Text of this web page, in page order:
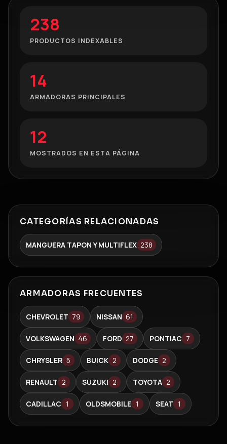
238
PRODUCTOS INDEXABLES
14
ARMADORAS PRINCIPALES
12
MOSTRADOS EN ESTA PÁGINA
CATEGORÍAS RELACIONADAS
MANGUERA TAPON Y MULTIFLEX 238
ARMADORAS FRECUENTES
CHEVROLET 79 NISSAN 61
VOLKSWAGEN 46 FORD 27 PONTIAC 7
CHRYSLER 5 BUICK 2 DODGE 2
RENAULT 2 SUZUKI 2 TOYOTA 2
CADILLAC 1 OLDSMOBILE 1 SEAT 1